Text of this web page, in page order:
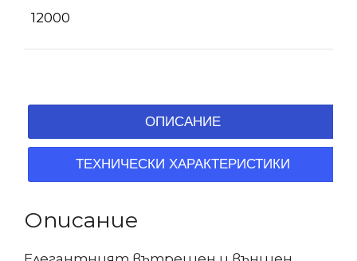
12000
ОПИСАНИЕ
ТЕХНИЧЕСКИ ХАРАКТЕРИСТИКИ
Описание